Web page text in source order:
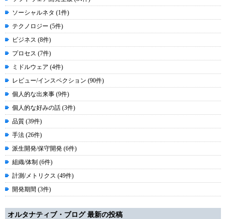
ソーシャルネタ (1件)
テクノロジー (5件)
ビジネス (8件)
プロセス (7件)
ミドルウェア (4件)
レビュー/インスペクション (90件)
個人的な出来事 (9件)
個人的な好みの話 (3件)
品質 (39件)
手法 (26件)
派生開発/保守開発 (6件)
組織/体制 (6件)
計測/メトリクス (49件)
開発期間 (3件)
オルタナティブ・ブログ 最新の投稿